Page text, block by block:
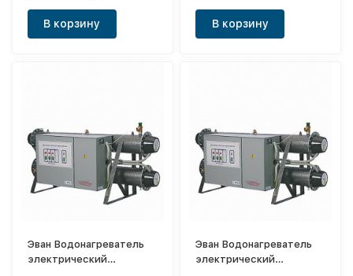
В корзину В корзину
Эван Водонагреватель
электрический
Эван Водонагреватель
электрический